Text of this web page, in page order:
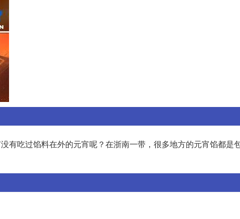
有吃过馅料在外的元宵呢？在浙南一带，很多地方的元宵馅都是